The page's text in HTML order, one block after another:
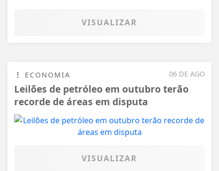
VISUALIZAR
06 DE AGO
ECONOMIA
Leilões de petróleo em outubro terão
recorde de áreas em disputa
VISUALIZAR